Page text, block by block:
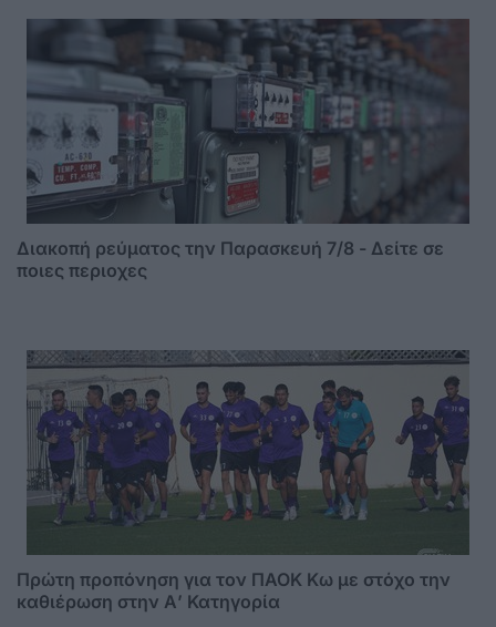
Διακοπή ρεύματος την Παρασκευή 7/8 - Δείτε σε
ποιες περιοχες
Πρώτη προπόνηση για τον ΠΑΟΚ Κω με στόχο την
καθιέρωση στην Α’ Κατηγορία